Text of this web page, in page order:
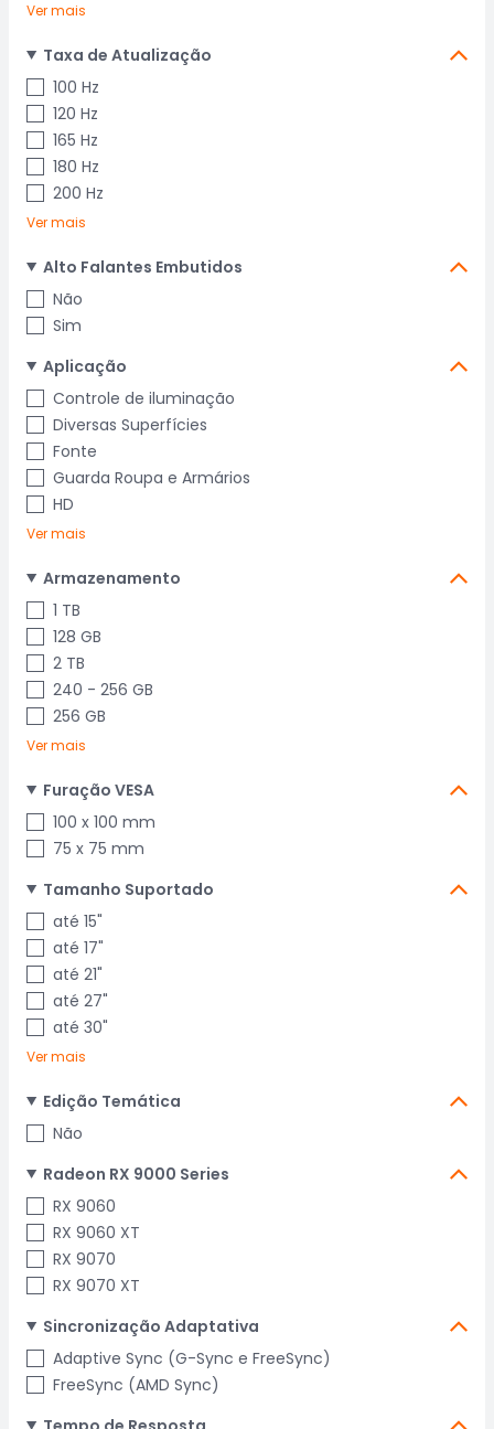
Ver mais
Taxa de Atualização
100 Hz
120 Hz
165 Hz
180 Hz
200 Hz
Ver mais
Alto Falantes Embutidos
Não
Sim
Aplicação
Controle de iluminação
Diversas Superfícies
Fonte
Guarda Roupa e Armários
HD
Ver mais
Armazenamento
1 TB
128 GB
2 TB
240 - 256 GB
256 GB
Ver mais
Furação VESA
100 x 100 mm
75 x 75 mm
Tamanho Suportado
até 15"
até 17"
até 21"
até 27"
até 30"
Ver mais
Edição Temática
Não
Radeon RX 9000 Series
RX 9060
RX 9060 XT
RX 9070
RX 9070 XT
Sincronização Adaptativa
Adaptive Sync (G-Sync e FreeSync)
FreeSync (AMD Sync)